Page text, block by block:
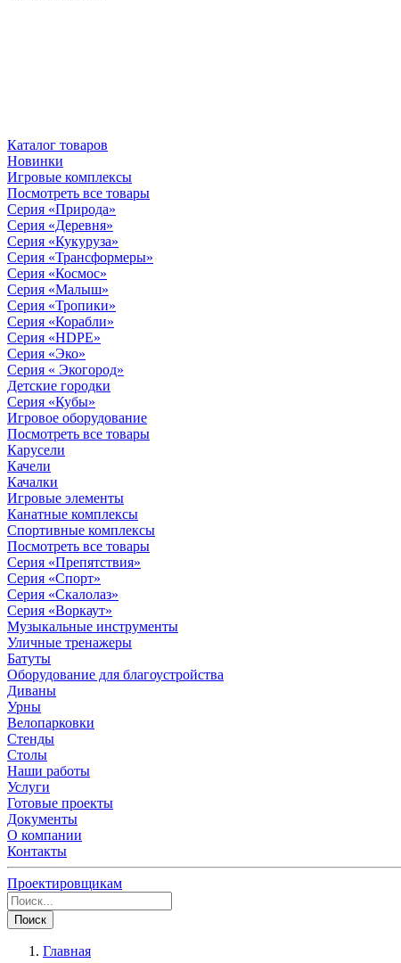
Каталог товаров
Новинки
Игровые комплексы
Посмотреть все товары
Серия «Природа»
Серия «Деревня»
Серия «Кукуруза»
Серия «Трансформеры»
Серия «Космос»
Серия «Малыш»
Серия «Тропики»
Серия «Корабли»
Серия «HDPE»
Серия «Эко»
Серия « Экогород»
Детские городки
Серия «Кубы»
Игровое оборудование
Посмотреть все товары
Карусели
Качели
Качалки
Игровые элементы
Канатные комплексы
Спортивные комплексы
Посмотреть все товары
Серия «Препятствия»
Серия «Спорт»
Серия «Скалолаз»
Серия «Воркаут»
Музыкальные инструменты
Уличные тренажеры
Батуты
Оборудование для благоустройства
Диваны
Урны
Велопарковки
Стенды
Столы
Наши работы
Услуги
Готовые проекты
Документы
О компании
Контакты
Проектировщикам
Поиск
Главная